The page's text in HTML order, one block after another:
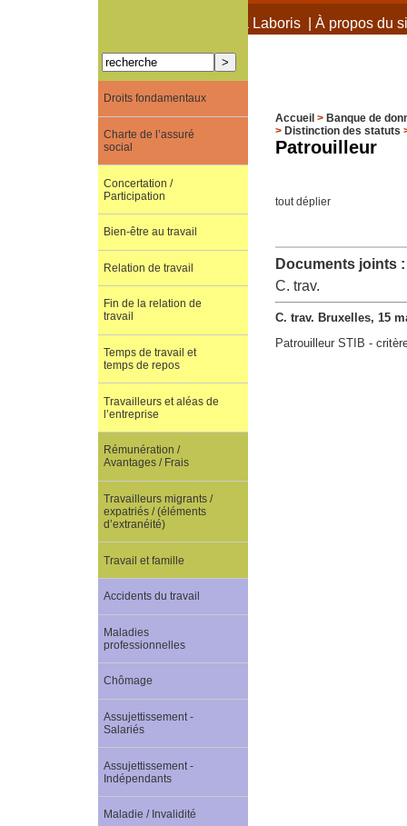
À propos de Terra Laboris| À propos du
Accueil > Banque de
> Distinction des statuts
Patrouilleur
tout déplier
Documents joints :
C. trav.
C. trav. Bruxelles, 15
Patrouilleur STIB -
Droits fondamentaux
Charte de l’assuré
social
Concertation /
Participation
Bien-être au travail
Relation de travail
Fin de la relation de
travail
Temps de travail et
temps de repos
Travailleurs et aléas de
l’entreprise
Rémunération /
Avantages / Frais
Travailleurs migrants /
expatriés / (éléments
d’extranéité)
Travail et famille
Accidents du travail
Maladies
professionnelles
Chômage
Assujettissement -
Salariés
Assujettissement -
Indépendants
Maladie / Invalidité